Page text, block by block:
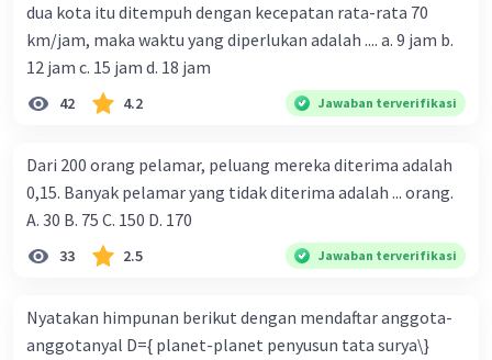
dua kota itu ditempuh dengan kecepatan rata-rata 70
km/jam, maka waktu yang diperlukan adalah .... a. 9 jam b.
12 jam c. 15 jam d. 18 jam
42 4.2 Jawaban terverifikasi
Dari 200 orang pelamar, peluang mereka diterima adalah
0,15. Banyak pelamar yang tidak diterima adalah ... orang.
A. 30 B. 75 C. 150 D. 170
33 2.5 Jawaban terverifikasi
Nyatakan himpunan berikut dengan mendaftar anggota-
anggotanyal D={ planet-planet penyusun tata surya\}